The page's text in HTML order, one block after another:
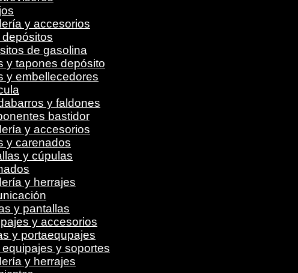
y accesorios
de gasolina
y tapones depósito
y embellecedores
y faldones
bastidor
y accesorios
y carenados
y cúpulas
y herrajes
y pantallas
y accesorios
y portaequpajes
equipajes y soportes
y herrajes